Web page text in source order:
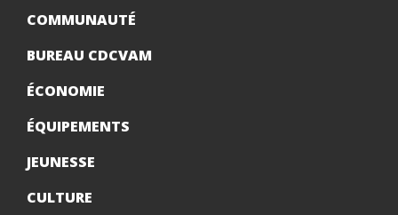
COMMUNAUTÉ
BUREAU CDCVAM
ÉCONOMIE
ÉQUIPEMENTS
JEUNESSE
CULTURE